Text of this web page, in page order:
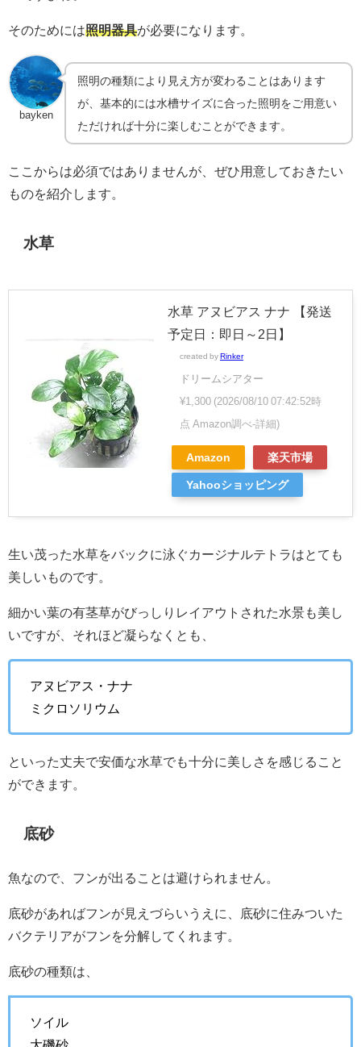
そのためには照明器具が必要になります。
bayken
照明の種類により見え方が変わることはあります
が、基本的には水槽サイズに合った照明をご用意い
ただければ十分に楽しむことができます。
ここからは必須ではありませんが、ぜひ用意しておきたい
ものを紹介します。
水草
水草 アヌビアス ナナ 【発送
予定日：即日～2日】
created by Rinker
ドリームシアター
¥1,300 (2026/08/10 07:42:52時
点 Amazon調べ-詳細)
Amazon 楽天市場
Yahooショッピング
生い茂った水草をバックに泳ぐカージナルテトラはとても
美しいものです。
細かい葉の有茎草がびっしりレイアウトされた水景も美し
いですが、それほど凝らなくとも、
アヌビアス・ナナ
ミクロソリウム
といった丈夫で安価な水草でも十分に美しさを感じること
ができます。
底砂
魚なので、フンが出ることは避けられません。
底砂があればフンが見えづらいうえに、底砂に住みついた
バクテリアがフンを分解してくれます。
底砂の種類は、
ソイル